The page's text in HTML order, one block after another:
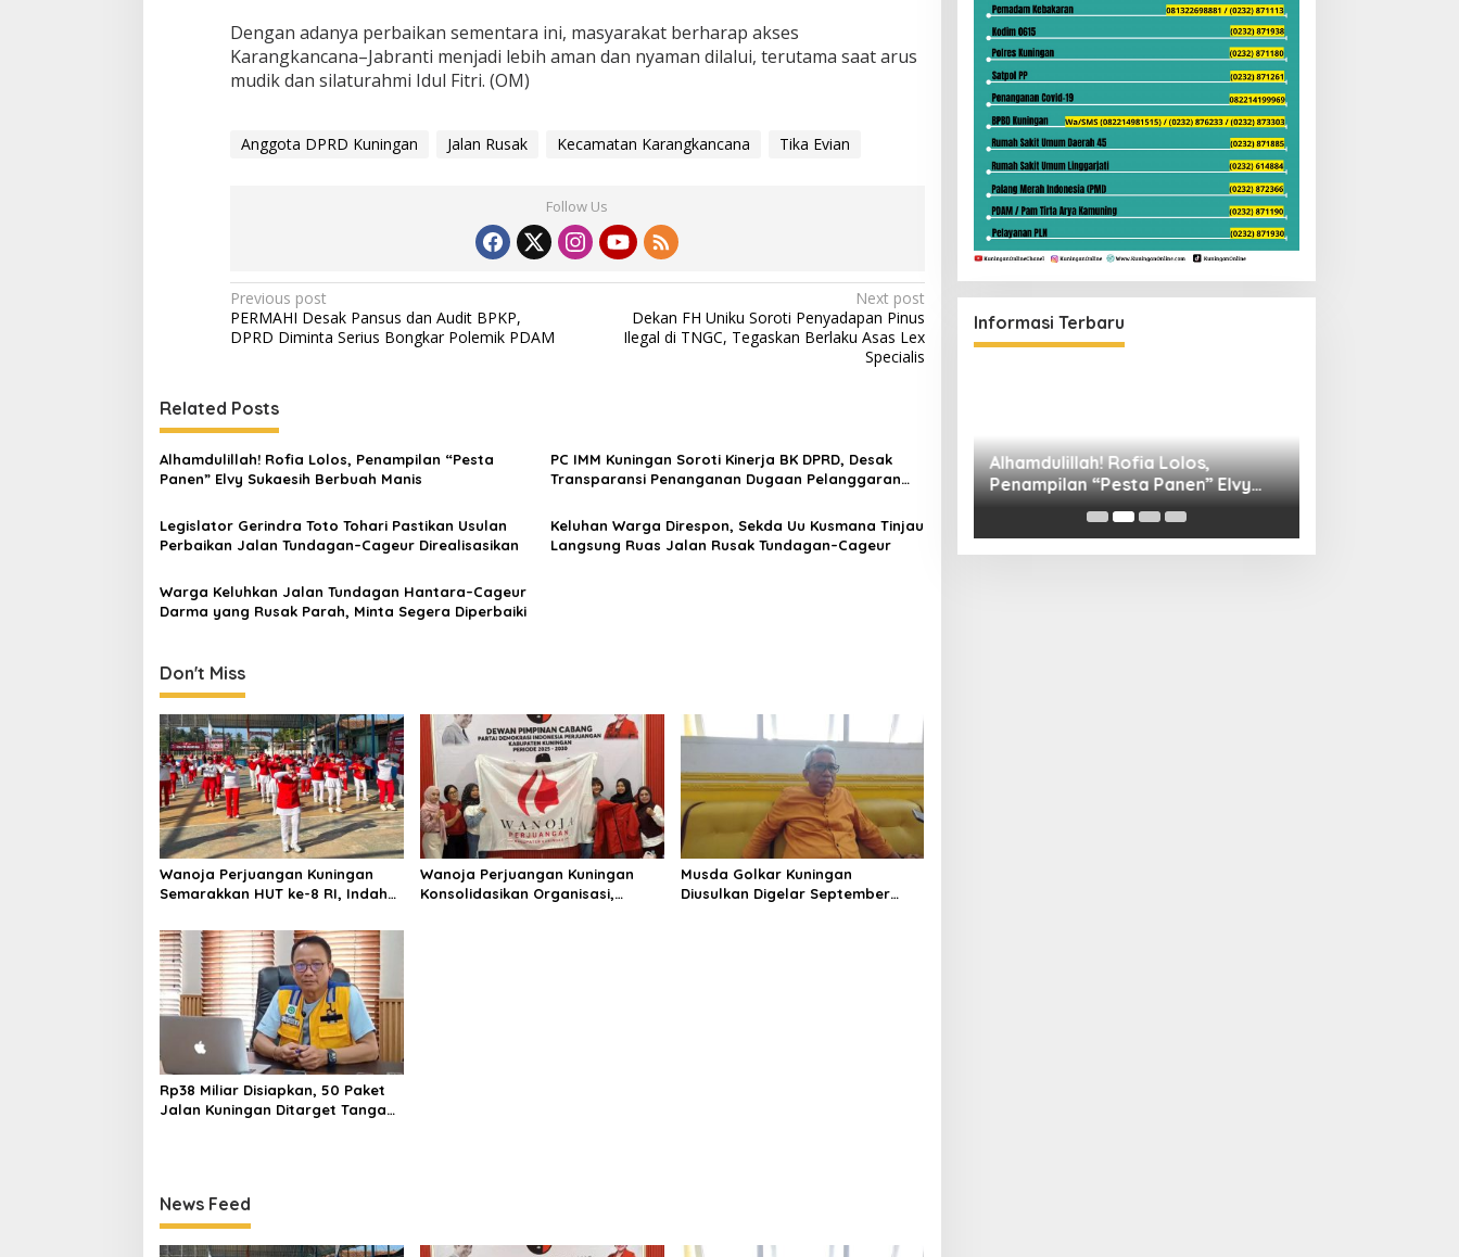
Dengan adanya perbaikan sementara ini, masyarakat berharap akses
Karangkancana–Jabranti menjadi lebih aman dan nyaman dilalui, terutama saat arus
mudik dan silaturahmi Idul Fitri. (OM)
Anggota DPRD Kuningan Jalan Rusak Kecamatan Karangkancana Tika Evian
Follow Us
Post
navigation
Previous post
PERMAHI Desak Pansus dan Audit BPKP,
DPRD Diminta Serius Bongkar Polemik PDAM
Next post
Dekan FH Uniku Soroti Penyadapan Pinus
Ilegal di TNGC, Tegaskan Berlaku Asas Lex
Specialis
Related Posts
Alhamdulillah! Rofia Lolos, Penampilan “Pesta
Panen” Elvy Sukaesih Berbuah Manis
PC IMM Kuningan Soroti Kinerja BK DPRD, Desak
Transparansi Penanganan Dugaan Pelanggaran
Legislator Gerindra Toto Tohari Pastikan Usulan
Perbaikan Jalan Tundagan–Cageur Direalisasikan
Keluhan Warga Direspon, Sekda Uu Kusmana Tinjau
Langsung Ruas Jalan Rusak Tundagan–Cageur
Warga Keluhkan Jalan Tundagan Hantara–Cageur
Darma yang Rusak Parah, Minta Segera Diperbaiki
Don't Miss
Wanoja Perjuangan Kuningan
Semarakkan HUT ke-8 RI, Indah
Sehat dan Berdaya
Wanoja Perjuangan Kuningan
Konsolidasikan Organisasi,
Musda Golkar Kuningan
Diusulkan Digelar September
Rp38 Miliar Disiapkan, 50 Paket
Jalan Kuningan Ditarget Tangani
News Feed
Informasi Terbaru
LPPL Kuningan Kian Melekat di
Hati Masyarakat, Dewas Dorong
Alhamdulillah! Rofia Lolos,
Penampilan “Pesta Panen” Elvy
Sukaesih Berbuah Manis